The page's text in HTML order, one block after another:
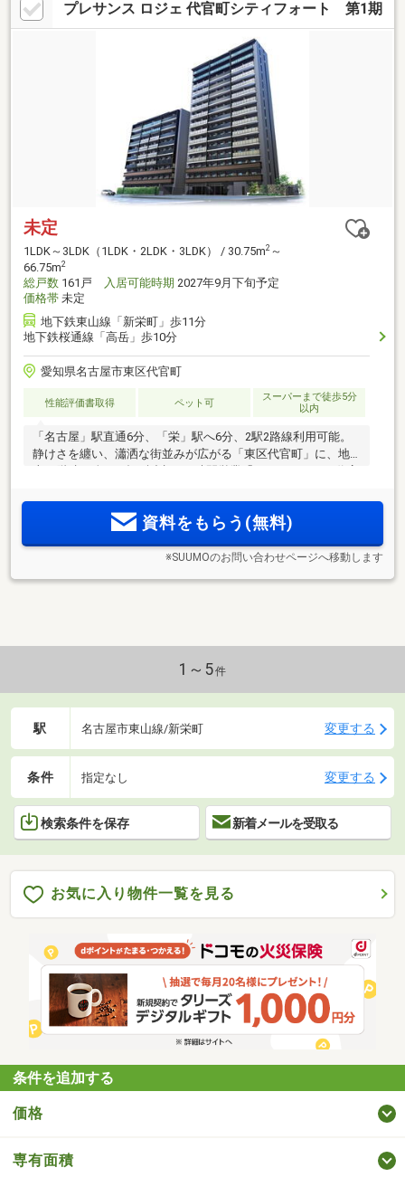
プレサンス ロジェ 代官町シティフォート 第1期
未定
1LDK～3LDK（1LDK・2LDK・3LDK） / 30.75m2 ～
66.75m2
総戸数 161戸 入居可能時期 2027年9月下旬予定
価格帯 未定
地下鉄東山線「新栄町」歩11分
地下鉄桜通線「高岳」歩10分
愛知県名古屋市東区代官町
性能評価書取得 ペット可
スーパーまで徒歩5分
以内
「名古屋」駅直通6分、「栄」駅へ6分、2駅2路線利用可能。
静けさを纏い、瀟洒な街並みが広がる「東区代官町」に、地
資料をもらう(無料)
※SUUMOのお問い合わせページへ移動します
1～5件
駅 名古屋市東山線/新栄町 変更する
条件 指定なし 変更する
検索条件を保存 新着メールを受取る
お気に入り物件一覧を見る
条件を追加する
価格
専有面積